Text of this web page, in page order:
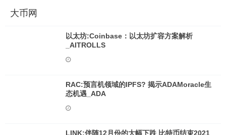
大币网
以太坊:Coinbase：以太坊扩容方案解析
_AITROLLS
RAC:预言机领域的IPFS? 揭示ADAMoracle生
态机遇_ADA
LINK:伴随12月份的大幅下跌 比特币结束2021